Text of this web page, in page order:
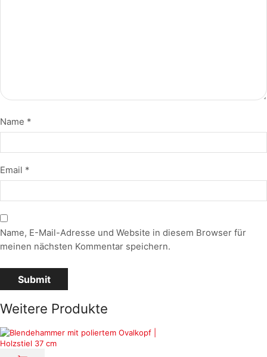
Name *
Email *
Name, E-Mail-Adresse und Website in diesem Browser für
meinen nächsten Kommentar speichern.
Weitere Produkte